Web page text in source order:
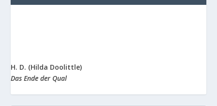
H. D. (Hilda Doolittle)
Das Ende der Qual